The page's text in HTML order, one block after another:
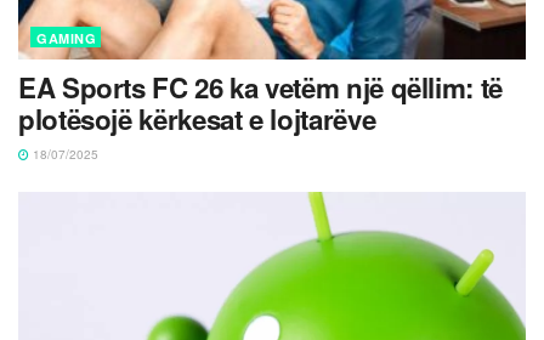
GAMING
EA Sports FC 26 ka vetëm një qëllim: të
plotësojë kërkesat e lojtarëve
18/07/2025